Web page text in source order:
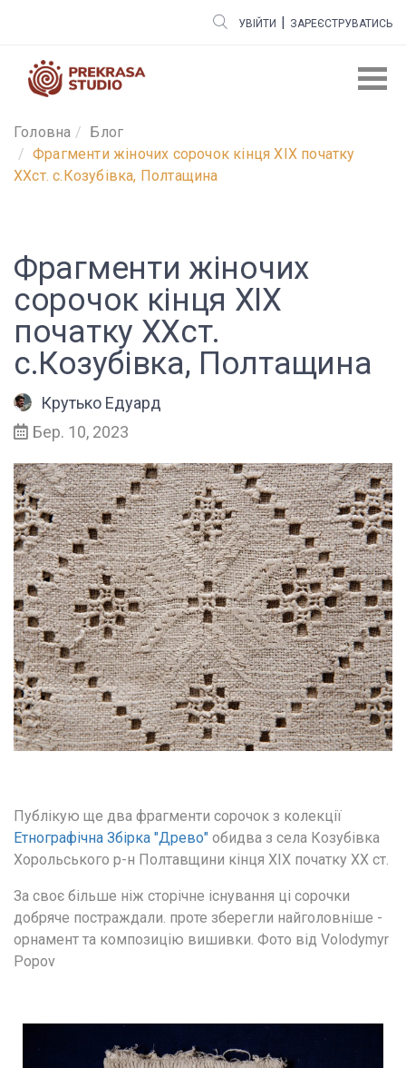
УВІЙТИ | ЗАРЕЄСТРУВАТИСЬ
Головна
Блог
Фрагменти жіночих сорочок кінця ХІХ початку
ХХст. с.Козубівка, Полтащина
Фрагменти жіночих
сорочок кінця ХІХ
початку ХХст.
с.Козубівка, Полтащина
Крутько Едуард
Бер. 10, 2023
Етнографічна Збірка "Древо" обидва з села Козубівка
Хорольського р-н Полтавщини кінця ХІХ початку ХХ ст.
За своє більше ніж сторічне існування ці сорочки
добряче постраждали. проте зберегли найголовніше -
орнамент та композицію вишивки. Фото від Volodymyr
Popov